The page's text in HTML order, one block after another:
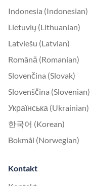
Indonesia (Indonesian)
Lietuvių (Lithuanian)
Latviešu (Latvian)
Română (Romanian)
Slovenčina (Slovak)
Slovenščina (Slovenian)
Українська (Ukrainian)
한국어 (Korean)
Bokmål (Norwegian)
Kontakt